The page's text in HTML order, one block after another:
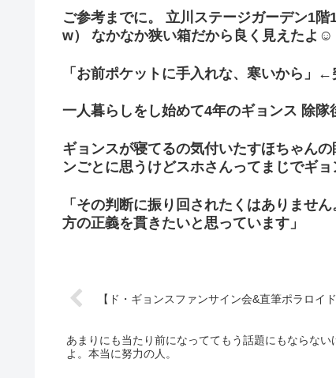
ご参考までに。 立川ステージガーデン1
w） なかなか狭い箱だから良く見えたよ☺
「お前ポケットに手入れな、寒いから」
一人暮らしをし始めて4年のギョンス 除
ギョンスが寝てるの気付いたすほちゃん
ンごとに思うけどスホさんってまじでギ
「その判断に振り回されたくはありませ
方の正義を貫きたいと思っています」
【ド・ギョンスファンサイン会&直筆ポラロイ
あまりにも当たり前になっててもう話題にもならな
よ。本当に努力の人。